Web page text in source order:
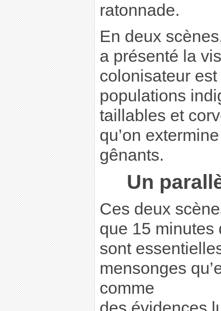
ratonnade.
En deux
a présenté la
colonisateur
populations
taillables et
qu’on
gênants.
Un
Ces deux
que 15 minutes
sont
mensonges
comme